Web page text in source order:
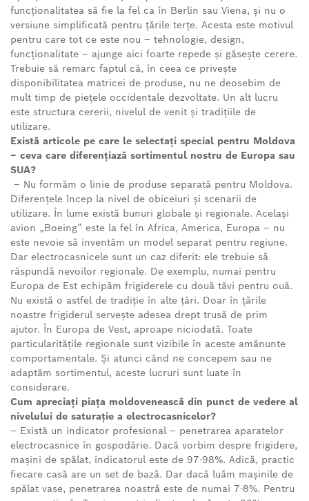
funcționalitatea să fie la fel ca în Berlin sau Viena, și nu o
versiune simplificată pentru țările terțe. Acesta este motivul
pentru care tot ce este nou – tehnologie, design,
funcționalitate – ajunge aici foarte repede și găsește cerere.
Trebuie să remarc faptul că, în ceea ce privește
disponibilitatea matricei de produse, nu ne deosebim de
mult timp de piețele occidentale dezvoltate. Un alt lucru
este structura cererii, nivelul de venit și tradițiile de
utilizare.
Există articole pe care le selectați special pentru Moldova
– ceva care diferențiază sortimentul nostru de Europa sau
SUA?
– Nu formăm o linie de produse separată pentru Moldova.
Diferențele încep la nivel de obiceiuri și scenarii de
utilizare. În lume există bunuri globale și regionale. Același
avion „Boeing” este la fel în Africa, America, Europa – nu
este nevoie să inventăm un model separat pentru regiune.
Dar electrocasnicele sunt un caz diferit: ele trebuie să
răspundă nevoilor regionale. De exemplu, numai pentru
Europa de Est echipăm frigiderele cu două tăvi pentru ouă.
Nu există o astfel de tradiție în alte țări. Doar în țările
noastre frigiderul servește adesea drept trusă de prim
ajutor. În Europa de Vest, aproape niciodată. Toate
particularitățile regionale sunt vizibile în aceste amănunte
comportamentale. Și atunci când ne concepem sau ne
adaptăm sortimentul, aceste lucruri sunt luate în
considerare.
Cum apreciați piața moldovenească din punct de vedere al
nivelului de saturație a electrocasnicelor?
– Există un indicator profesional – penetrarea aparatelor
electrocasnice în gospodărie. Dacă vorbim despre frigidere,
mașini de spălat, indicatorul este de 97-98%. Adică, practic
fiecare casă are un set de bază. Dar dacă luăm mașinile de
spălat vase, penetrarea noastră este de numai 7-8%. Pentru